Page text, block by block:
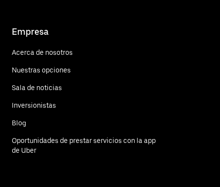
Empresa
Acerca de nosotros
Nuestras opciones
Sala de noticias
Inversionistas
Blog
Oportunidades de prestar servicios con la app
de Uber